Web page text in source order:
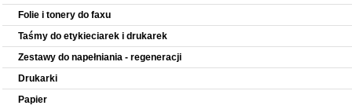
Folie i tonery do faxu
Taśmy do etykieciarek i drukarek
Zestawy do napełniania - regeneracji
Drukarki
Papier